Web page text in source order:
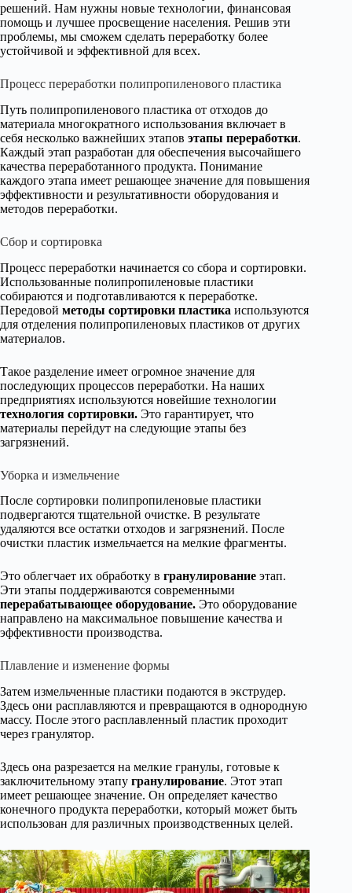
решений. Нам нужны новые технологии, финансовая
помощь и лучшее просвещение населения. Решив эти
проблемы, мы сможем сделать переработку более
устойчивой и эффективной для всех.
Процесс переработки полипропиленового пластика
Путь полипропиленового пластика от отходов до
материала многократного использования включает в
себя несколько важнейших этапов этапы переработки.
Каждый этап разработан для обеспечения высочайшего
качества переработанного продукта. Понимание
каждого этапа имеет решающее значение для повышения
эффективности и результативности оборудования и
методов переработки.
Сбор и сортировка
Процесс переработки начинается со сбора и сортировки.
Использованные полипропиленовые пластики
собираются и подготавливаются к переработке.
Передовой методы сортировки пластика используются
для отделения полипропиленовых пластиков от других
материалов.
Такое разделение имеет огромное значение для
последующих процессов переработки. На наших
предприятиях используются новейшие технологии
технология сортировки. Это гарантирует, что
материалы перейдут на следующие этапы без
загрязнений.
Уборка и измельчение
После сортировки полипропиленовые пластики
подвергаются тщательной очистке. В результате
удаляются все остатки отходов и загрязнений. После
очистки пластик измельчается на мелкие фрагменты.
Это облегчает их обработку в гранулирование этап.
Эти этапы поддерживаются современными
перерабатывающее оборудование. Это оборудование
направлено на максимальное повышение качества и
эффективности производства.
Плавление и изменение формы
Затем измельченные пластики подаются в экструдер.
Здесь они расплавляются и превращаются в однородную
массу. После этого расплавленный пластик проходит
через гранулятор.
Здесь она разрезается на мелкие гранулы, готовые к
заключительному этапу гранулирование. Этот этап
имеет решающее значение. Он определяет качество
конечного продукта переработки, который может быть
использован для различных производственных целей.